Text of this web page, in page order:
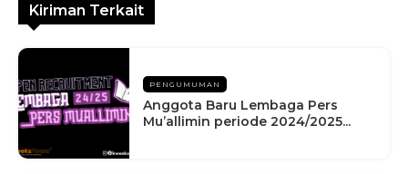
Kiriman Terkait
PENGUMUMAN
Anggota Baru Lembaga Pers
Mu’allimin periode 2024/2025...